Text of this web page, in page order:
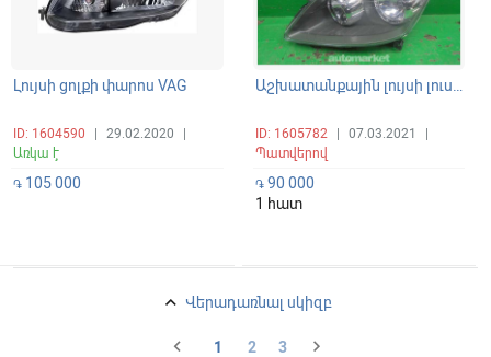
Լույսի ցոլքի փարոս VAG
ID: 1604590 29.02.2020
Առկա է
֏ 105 000
Աշխատանքային լույսի լուսարձակ
ID: 1605782 07.03.2021
Պատվերով
֏90 000
1 հատ
keyboard_arrow_up Վերադառնալ սկիզբ
chevron_left 1 2 3 chevron_right